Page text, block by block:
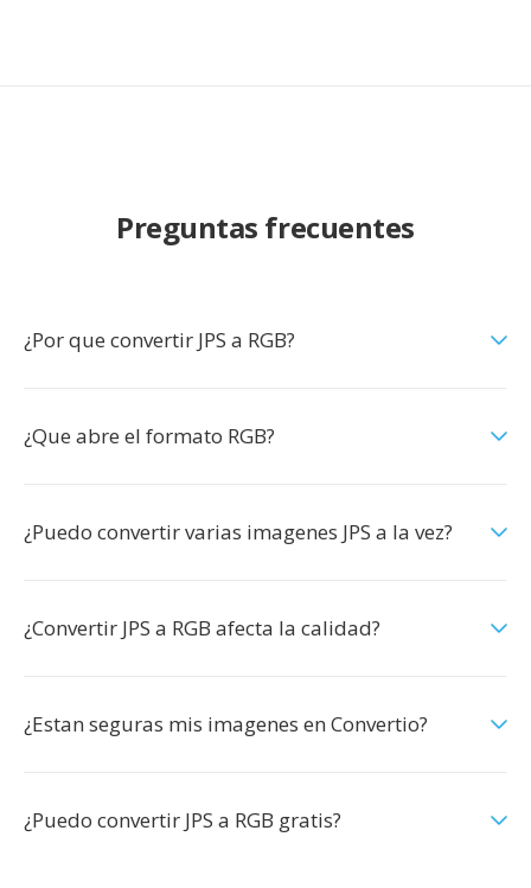
Preguntas frecuentes
¿Por que convertir JPS a RGB?
¿Que abre el formato RGB?
¿Puedo convertir varias imagenes JPS a la vez?
¿Convertir JPS a RGB afecta la calidad?
¿Estan seguras mis imagenes en Convertio?
¿Puedo convertir JPS a RGB gratis?